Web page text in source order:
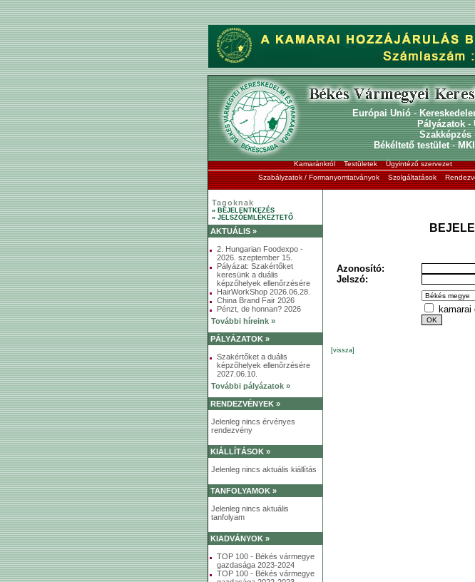
Európai Unió-
Pályázatok-
Szakképzés
Békéltető testület-
Kamaránkról Testületek
Ügyintéző szervezet
Szabályzatok / Formanyomtatványok
Szolgáltatások
Tagoknak
» BEJELENTKEZÉS
» JELSZÓEMLÉKEZTETŐ
AKTUÁLIS »
2. Hungarian Foodexpo -
2026. szeptember 15.
Pályázat: Szakértőket
keresünk a duális
képzőhelyek ellenőrzésére
HairWorkShop 2026.06.28.
China Brand Fair 2026
Pénzt, de honnan? 2026
További híreink »
PÁLYÁZATOK »
Szakértőket a duális
képzőhelyek ellenőrzésére
2027.06.10.
További pályázatok »
RENDEZVÉNYEK »
Jelenleg nincs érvényes
rendezvény
KIÁLLÍTÁSOK »
Jelenleg nincs aktuális kiállítás
TANFOLYAMOK »
Jelenleg nincs aktuális
tanfolyam
KIADVÁNYOK »
TOP 100 - Békés vármegye
gazdasága 2023-2024
TOP 100 - Békés vármegye
Azonosító:
Jelszó:
kamarai
[vissza]